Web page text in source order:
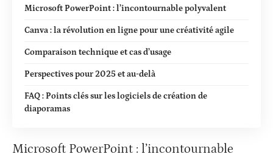
Microsoft PowerPoint : l’incontournable polyvalent
Canva : la révolution en ligne pour une créativité agile
Comparaison technique et cas d’usage
Perspectives pour 2025 et au-delà
FAQ : Points clés sur les logiciels de création de
diaporamas
Microsoft PowerPoint : l’incontournable